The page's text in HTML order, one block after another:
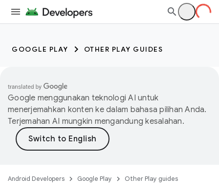
GOOGLE PLAY OTHER PLAY GUIDES
Google menggunakan teknologi AI untuk
menerjemahkan konten ke dalam bahasa pilihan Anda.
Terjemahan AI mungkin mengandung kesalahan.
Android Developers Google Play Other Play guides